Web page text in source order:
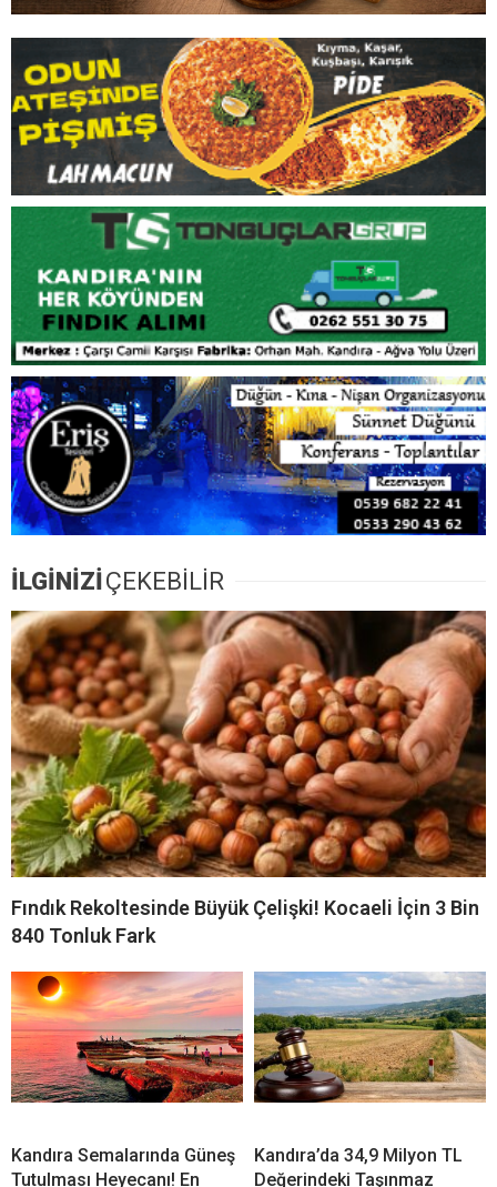
İLGİNİZİÇEKEBİLİR
Fındık Rekoltesinde Büyük Çelişki! Kocaeli İçin 3 Bin
840 Tonluk Fark
Kandıra Semalarında Güneş
Tutulması Heyecanı! En
Kandıra’da 34,9 Milyon TL
Değerindeki Taşınmaz